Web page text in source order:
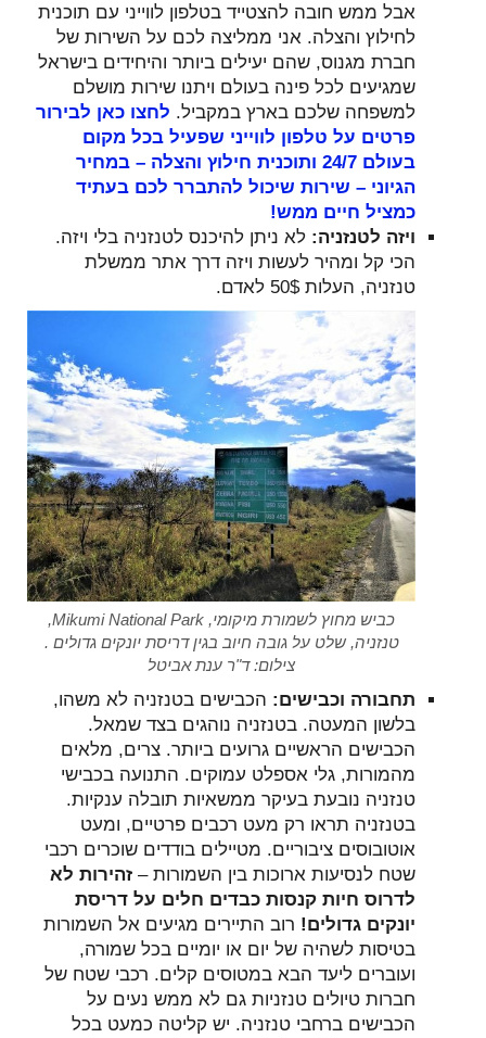
אבל ממש חובה להצטייד בטלפון לווייני עם תוכנית
לחילוץ והצלה. אני ממליצה לכם על השירות של
חברת מגנוס, שהם יעילים ביותר והיחידים בישראל
שמגיעים לכל פינה בעולם ויתנו שירות מושלם
למשפחה שלכם בארץ במקביל. לחצו כאן לבירור
פרטים על טלפון לווייני שפעיל בכל מקום
בעולם 24/7 ותוכנית חילוץ והצלה – במחיר
הגיוני – שירות שיכול להתברר לכם בעתיד
כמציל חיים ממש!
ויזה לטנזניה: לא ניתן להיכנס לטנזניה בלי ויזה.
הכי קל ומהיר לעשות ויזה דרך אתר ממשלת
טנזניה, העלות 50$ לאדם.
כביש מחוץ לשמורת מיקומי, Mikumi National Park,
טנזניה, שלט על גובה חיוב בגין דריסת יונקים גדולים .
צילום: ד"ר ענת אביטל
תחבורה וכבישים: הכבישים בטנזניה לא משהו,
בלשון המעטה. בטנזניה נוהגים בצד שמאל.
הכבישים הראשיים גרועים ביותר. צרים, מלאים
מהמורות, גלי אספלט עמוקים. התנועה בכבישי
טנזניה נובעת בעיקר ממשאיות תובלה ענקיות.
בטנזניה תראו רק מעט רכבים פרטיים, ומעט
אוטובוסים ציבוריים. מטיילים בודדים שוכרים רכבי
שטח לנסיעות ארוכות בין השמורות – זהירות לא
לדרוס חיות קנסות כבדים חלים על דריסת
יונקים גדולים! רוב התיירים מגיעים אל השמורות
בטיסות לשהיה של יום או יומיים בכל שמורה,
ועוברים ליעד הבא במטוסים קלים. רכבי שטח של
חברות טיולים טנזניות גם לא ממש נעים על
הכבישים ברחבי טנזניה. יש קליטה כמעט בכל